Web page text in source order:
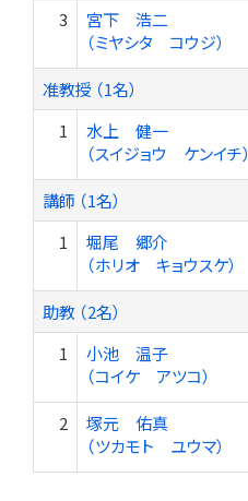
3
宮下 浩二
（ミヤシタ コウジ）
准教授 （1名）
1
水上 健一
（スイジョウ ケンイチ）
講師 （1名）
1
堀尾 郷介
（ホリオ キョウスケ）
助教 （2名）
1
小池 温子
（コイケ アツコ）
2
塚元 佑真
（ツカモト ユウマ）